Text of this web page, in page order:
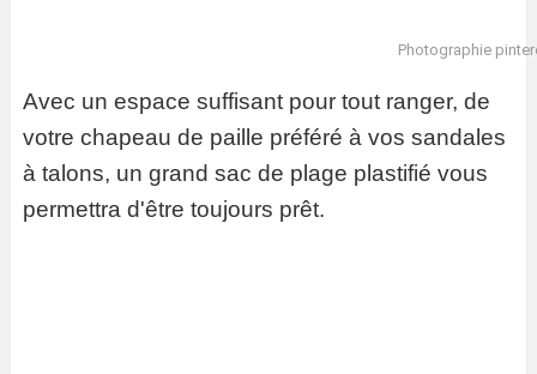
Photographie
Avec un espace suffisant pour tout ranger, de
votre chapeau de paille préféré à vos sandales
à talons, un grand sac de plage plastifié vous
permettra d'être toujours prêt.